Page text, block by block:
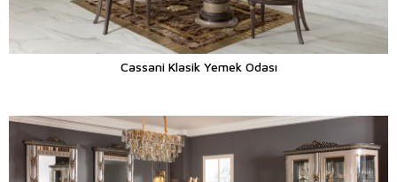
Cassani Klasik Yemek Odası